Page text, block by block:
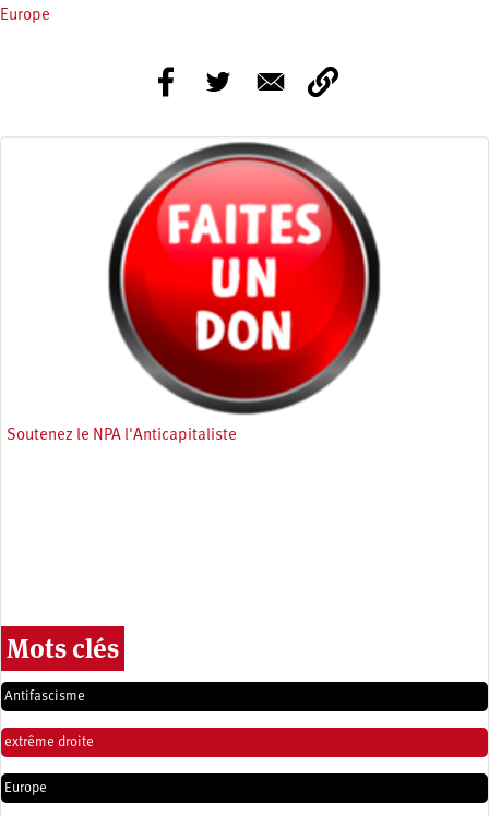
Europe
Soutenez le NPA l'Anticapitaliste
Mots clés
Antifascisme
extrême droite
Europe